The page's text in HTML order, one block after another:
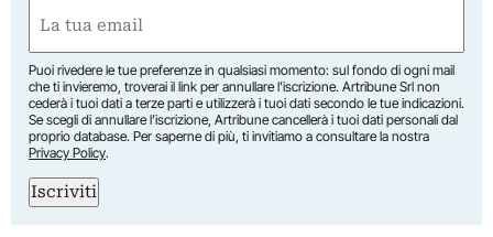
(Obbligatorio)
Puoi rivedere le tue preferenze in qualsiasi momento: sul fondo di ogni mail
che ti invieremo, troverai il link per annullare l’iscrizione. Artribune Srl non
cederà i tuoi dati a terze parti e utilizzerà i tuoi dati secondo le tue indicazioni.
Se scegli di annullare l’iscrizione, Artribune cancellerà i tuoi dati personali dal
proprio database. Per saperne di più, ti invitiamo a consultare la nostra
Privacy Policy.
Iscriviti